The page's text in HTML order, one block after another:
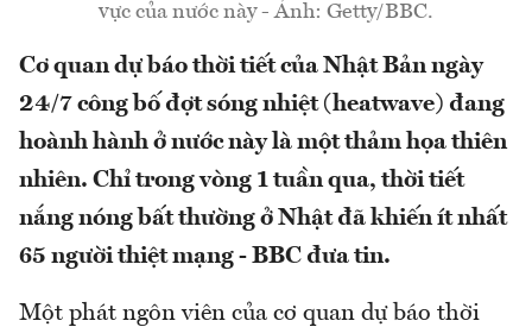
vực của nước này - Ảnh: Getty/BBC.
Cơ quan dự báo thời tiết của Nhật Bản ngày
24/7 công bố đợt sóng nhiệt (heatwave) đang
hoành hành ở nước này là một thảm họa thiên
nhiên. Chỉ trong vòng 1 tuần qua, thời tiết
nắng nóng bất thường ở Nhật đã khiến ít nhất
65 người thiệt mạng - BBC đưa tin.
Một phát ngôn viên của cơ quan dự báo thời